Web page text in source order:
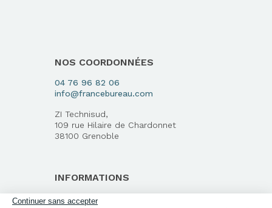
NOS COORDONNÉES
04 76 96 82 06
info@francebureau.com
ZI Technisud,
109 rue Hilaire de Chardonnet
38100 Grenoble
INFORMATIONS
Qui sommes-nous ?